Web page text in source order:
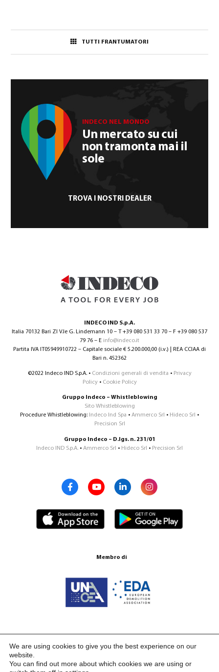
TUTTI FRANTUMATORI
INDECO NEL MONDO
Un mercato su cui
non tramonta mai il
sole
TROVA I NOSTRI DEALER
INDECO IND S.p.A.
Italia 70132 Bari ZI V.le G. Lindemann 10 – T +39 080 531 33 70 – F +39 080 537
79 76 – E info@indeco.it
Partita IVA IT05949910722 – Capitale sociale € 5.200.000,00 (i.v.) | REA CCIAA di
Bari n. 452362
©2022 Indeco IND S.p.A. • Condizioni generali di vendita • Privacy
Policy• Cookie Policy
Gruppo Indeco – Whistleblowing
Sito Whistleblowing
Procedure Whistleblowing: Indeco Ind Spa • Ammerco Srl • Hideco Srl •
Precision Srl
Gruppo Indeco – D.lgs. n. 231/01
Indeco IND S.p.A. • Ammerco Srl • Hideco Srl • Precision Srl
Membro di
We are using cookies to give you the best experience on our
website.
You can find out more about which cookies we are using or